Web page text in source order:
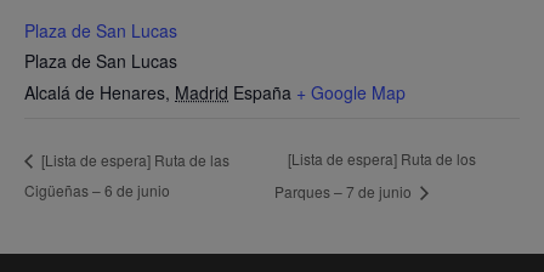
Plaza de San Lucas
Plaza de San Lucas
Alcalá de Henares, Madrid España + Google Map
[Lista de espera] Ruta de las
Cigüeñas – 6 de junio
[Lista de espera] Ruta de los
Parques – 7 de junio